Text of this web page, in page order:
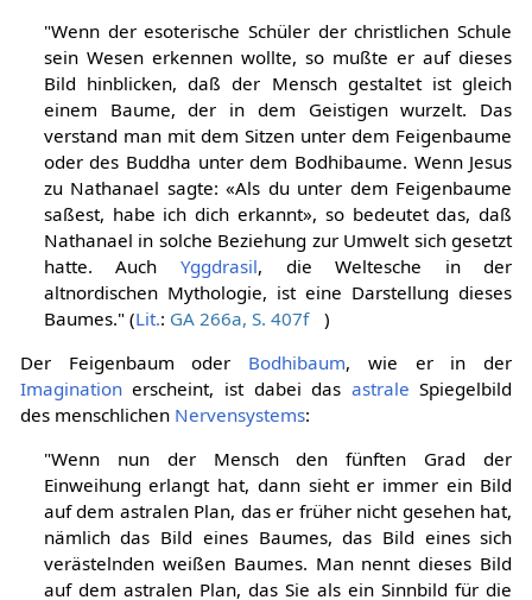
"Wenn der esoterische Schüler der christlichen Schule
sein Wesen erkennen wollte, so mußte er auf dieses
Bild hinblicken, daß der Mensch gestaltet ist gleich
einem Baume, der in dem Geistigen wurzelt. Das
verstand man mit dem Sitzen unter dem Feigenbaume
oder des Buddha unter dem Bodhibaume. Wenn Jesus
zu Nathanael sagte: «Als du unter dem Feigenbaume
saßest, habe ich dich erkannt», so bedeutet das, daß
Nathanael in solche Beziehung zur Umwelt sich gesetzt
hatte. Auch Yggdrasil, die Weltesche in der
altnordischen Mythologie, ist eine Darstellung dieses
Baumes." (Lit.: GA 266a, S. 407f
)
Der Feigenbaum oder Bodhibaum, wie er in der
Imaginationerscheint, ist dabei das astrale Spiegelbild
des menschlichen Nervensystems:
"Wenn nun der Mensch den fünften Grad der
Einweihung erlangt hat, dann sieht er immer ein Bild
auf dem astralen Plan, das er früher nicht gesehen hat,
nämlich das Bild eines Baumes, das Bild eines sich
verästelnden weißen Baumes. Man nennt dieses Bild
auf dem astralen Plan, das Sie als ein Sinnbild für die